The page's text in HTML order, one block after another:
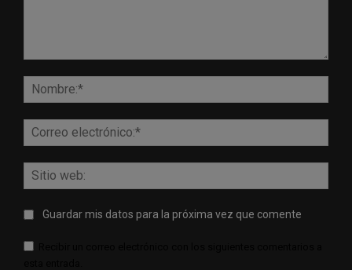
Guardar mis datos para la próxima vez que comente